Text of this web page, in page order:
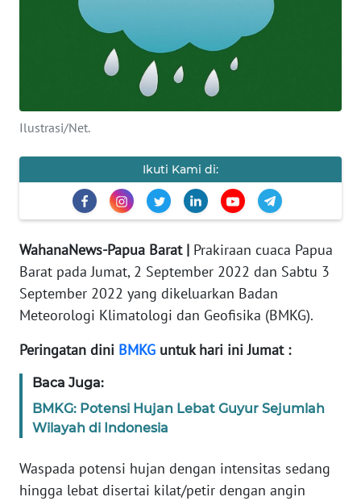
Ilustrasi/Net.
Ikuti Kami di:
WahanaNews-Papua Barat | Prakiraan cuaca Papua
Barat pada Jumat, 2 September 2022 dan Sabtu 3
September 2022 yang dikeluarkan Badan
Meteorologi Klimatologi dan Geofisika (BMKG).
Peringatan dini BMKG untuk hari ini Jumat :
Baca Juga:
BMKG: Potensi Hujan Lebat Guyur Sejumlah
Wilayah di Indonesia
Waspada potensi hujan dengan intensitas sedang
hingga lebat disertai kilat/petir dengan angin
INFO
IKLAN
MEDIA
SIBER
REDAKSI
KARIR
Wahana
Regional